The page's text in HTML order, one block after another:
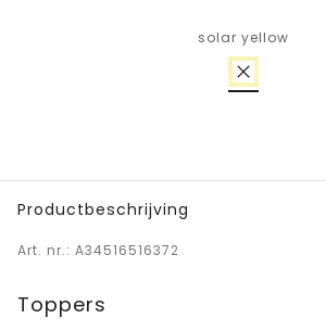
solar yellow
Productbeschrijving
Art. nr.: A34516516372
Toppers